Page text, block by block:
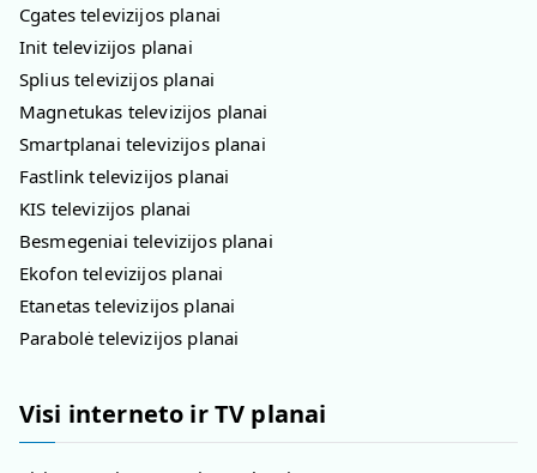
Cgates televizijos planai
Init televizijos planai
Splius televizijos planai
Magnetukas televizijos planai
Smartplanai televizijos planai
Fastlink televizijos planai
KIS televizijos planai
Besmegeniai televizijos planai
Ekofon televizijos planai
Etanetas televizijos planai
Parabolė televizijos planai
Visi interneto ir TV planai